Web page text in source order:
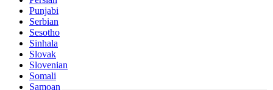
Punjabi
Serbian
Sesotho
Sinhala
Slovak
Slovenian
Somali
Samoan